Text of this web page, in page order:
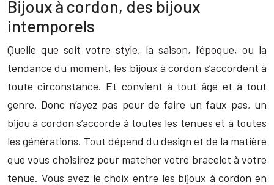
Bijoux à cordon, des bijoux
intemporels
Quelle que soit votre style, la saison, l’époque, ou la
tendance du moment, les bijoux à cordon s’accordent à
toute circonstance. Et convient à tout âge et à tout
genre. Donc n’ayez pas peur de faire un faux pas, un
bijou à cordon s’accorde à toutes les tenues et à toutes
les générations. Tout dépend du design et de la matière
que vous choisirez pour matcher votre bracelet à votre
tenue. Vous avez le choix entre les bijoux à cordon en